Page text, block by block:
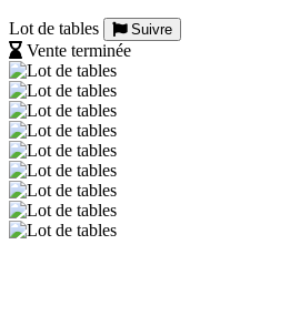
Lot de tables Suivre
Vente terminée